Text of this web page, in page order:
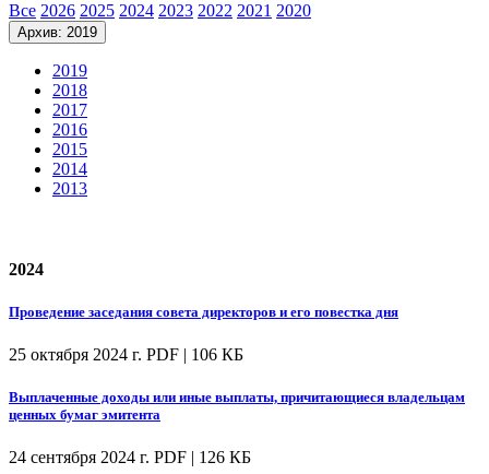
Все 2026 2025 2024 2023 2022 2021 2020
Архив: 2019
2019
2018
2017
2016
2015
2014
2013
2024
Проведение заседания совета директоров и его повестка дня
25 октября 2024 г. PDF | 106 КБ
Выплаченные доходы или иные выплаты, причитающиеся владельцам
ценных бумаг эмитента
24 сентября 2024 г. PDF | 126 КБ